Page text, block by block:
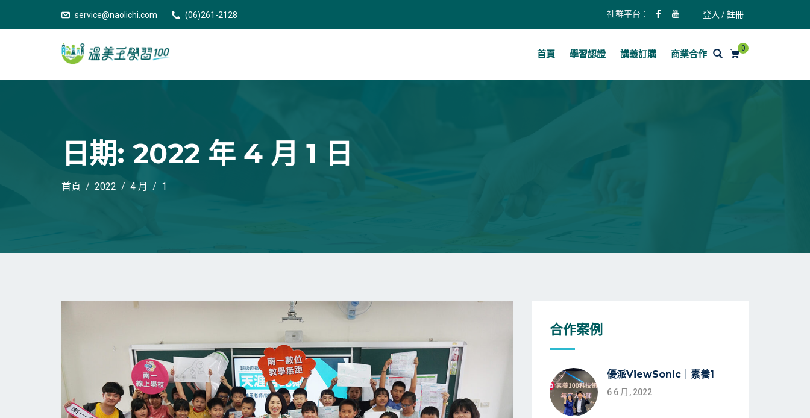
service@naolichi.com (06)261-2128 登入 / 註冊
社群平台：
0
首頁 學習認證 講義訂購 商業合作
日期: 2022 年 4 月 1 日
首頁 2022 4 月 1
合作案例
優派ViewSonic｜素養1
6 6 月, 2022